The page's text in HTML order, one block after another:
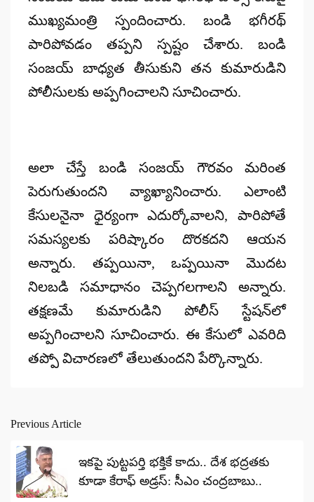
ముఖ్యమంత్రి స్పందించారు. బండి భగీరథ్
పారిపోవడం తప్పని స్పష్టం చేశారు. బండి
సంజయ్ బాధ్యత తీసుకుని తన కుమారుడిని
పోలీసులకు అప్పగించాలని సూచించారు.
అలా చేస్తే బండి సంజయ్ గౌరవం మరింత
పెరుగుతుందని వ్యాఖ్యానించారు. ఎలాంటి
కేసులనైనా ధైర్యంగా ఎదుర్కోవాలని, పారిపోతే
సమస్యలకు పరిష్కారం దొరకదని ఆయన
అన్నారు. తప్పయినా, ఒప్పయినా మొదట
నిలబడి సమాధానం చెప్పగలగాలని అన్నారు.
తక్షణమే కుమారుడిని పోలీస్ స్టేషన్‌లో
అప్పగించాలని సూచించారు. ఈ కేసులో ఎవరిది
తప్పో విచారణలో తేలుతుందని పేర్కొన్నారు.
Post
navigation
Previous Article
ఇకపై పుట్టపర్తి భక్తికే కాదు.. దేశ భద్రతకు
కూడా కేరాఫ్ అడ్రస్: సీఎం చంద్రబాబు..